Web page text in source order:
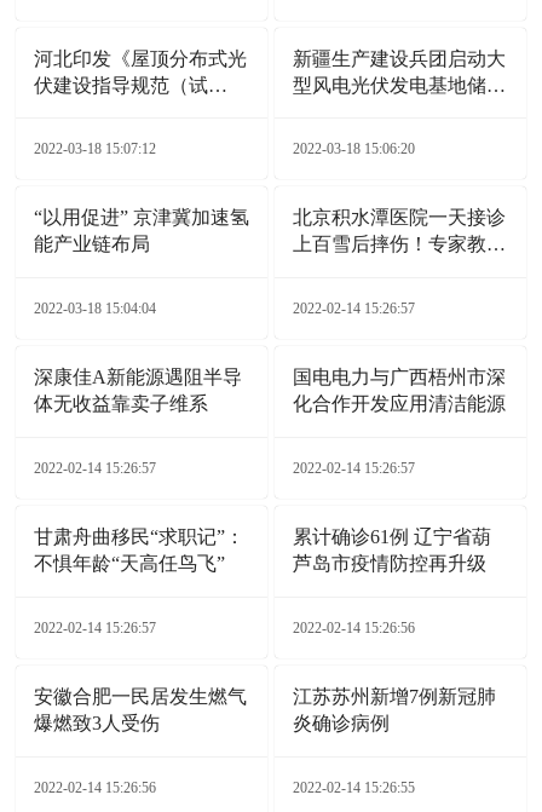
河北印发《屋顶分布式光
伏建设指导规范（试
2022-03-18 15:07:12
新疆生产建设兵团启动大
型风电光伏发电基地储备
2022-03-18 15:06:20
“以用促进” 京津冀加速氢
能产业链布局
2022-03-18 15:04:04
北京积水潭医院一天接诊
上百雪后摔伤！专家教您
2022-02-14 15:26:57
深康佳A新能源遇阻半导
体无收益靠卖子维系
2022-02-14 15:26:57
国电电力与广西梧州市深
化合作开发应用清洁能源
2022-02-14 15:26:57
甘肃舟曲移民“求职记”：
不惧年龄“天高任鸟飞”
2022-02-14 15:26:57
累计确诊61例 辽宁省葫
芦岛市疫情防控再升级
2022-02-14 15:26:56
安徽合肥一民居发生燃气
爆燃致3人受伤
2022-02-14 15:26:56
江苏苏州新增7例新冠肺
炎确诊病例
2022-02-14 15:26:55